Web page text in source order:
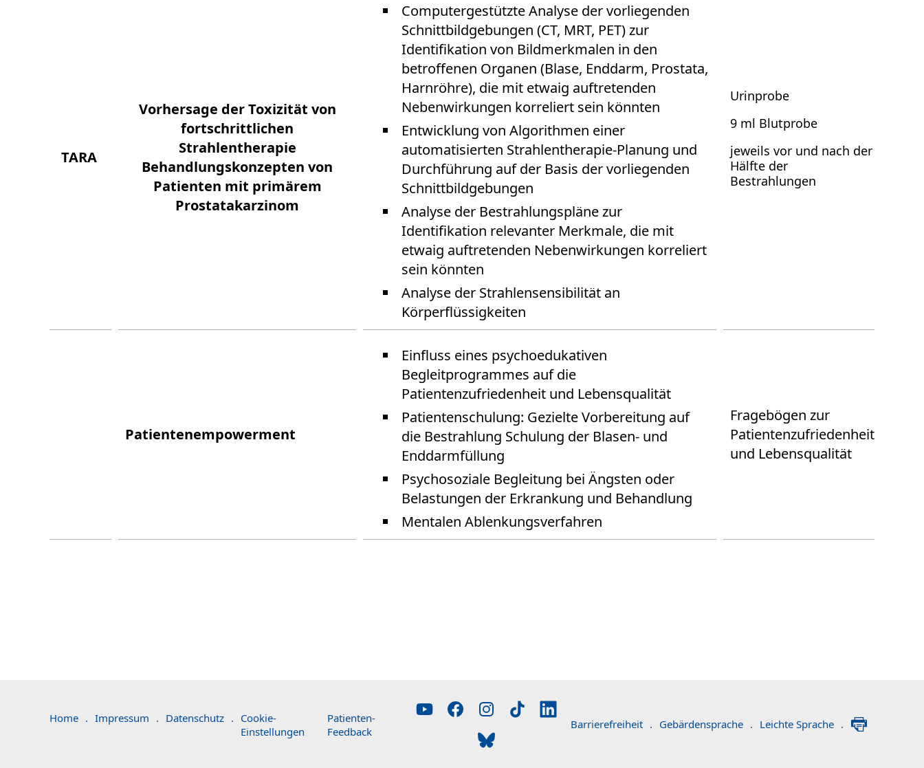
TARA
Vorhersage der Toxizität von
fortschrittlichen
Strahlentherapie
Behandlungskonzepten von
Patienten mit primärem
Prostatakarzinom
Computergestützte Analyse der vorliegenden
Schnittbildgebungen (CT, MRT, PET) zur
Identifikation von Bildmerkmalen in den
betroffenen Organen (Blase, Enddarm, Prostata,
Harnröhre), die mit etwaig auftretenden
Nebenwirkungen korreliert sein könnten
Entwicklung von Algorithmen einer
automatisierten Strahlentherapie-Planung und
Durchführung auf der Basis der vorliegenden
Schnittbildgebungen
Analyse der Bestrahlungspläne zur
Identifikation relevanter Merkmale, die mit
etwaig auftretenden Nebenwirkungen korreliert
sein könnten
Analyse der Strahlensensibilität an
Körperflüssigkeiten
Urinprobe
9 ml Blutprobe
jeweils vor und nach der
Hälfte der
Bestrahlungen
Patientenempowerment
Einfluss eines psychoedukativen
Begleitprogrammes auf die
Patientenzufriedenheit und Lebensqualität
Patientenschulung: Gezielte Vorbereitung auf
die Bestrahlung Schulung der Blasen- und
Enddarmfüllung
Psychosoziale Begleitung bei Ängsten oder
Belastungen der Erkrankung und Behandlung
Mentalen Ablenkungsverfahren
Fragebögen zur
Patientenzufriedenheit
und Lebensqualität
Home . Impressum . Datenschutz . Cookie-
Einstellungen
Patienten-
Feedback
Barrierefreiheit . Gebärdensprache . Leichte Sprache .